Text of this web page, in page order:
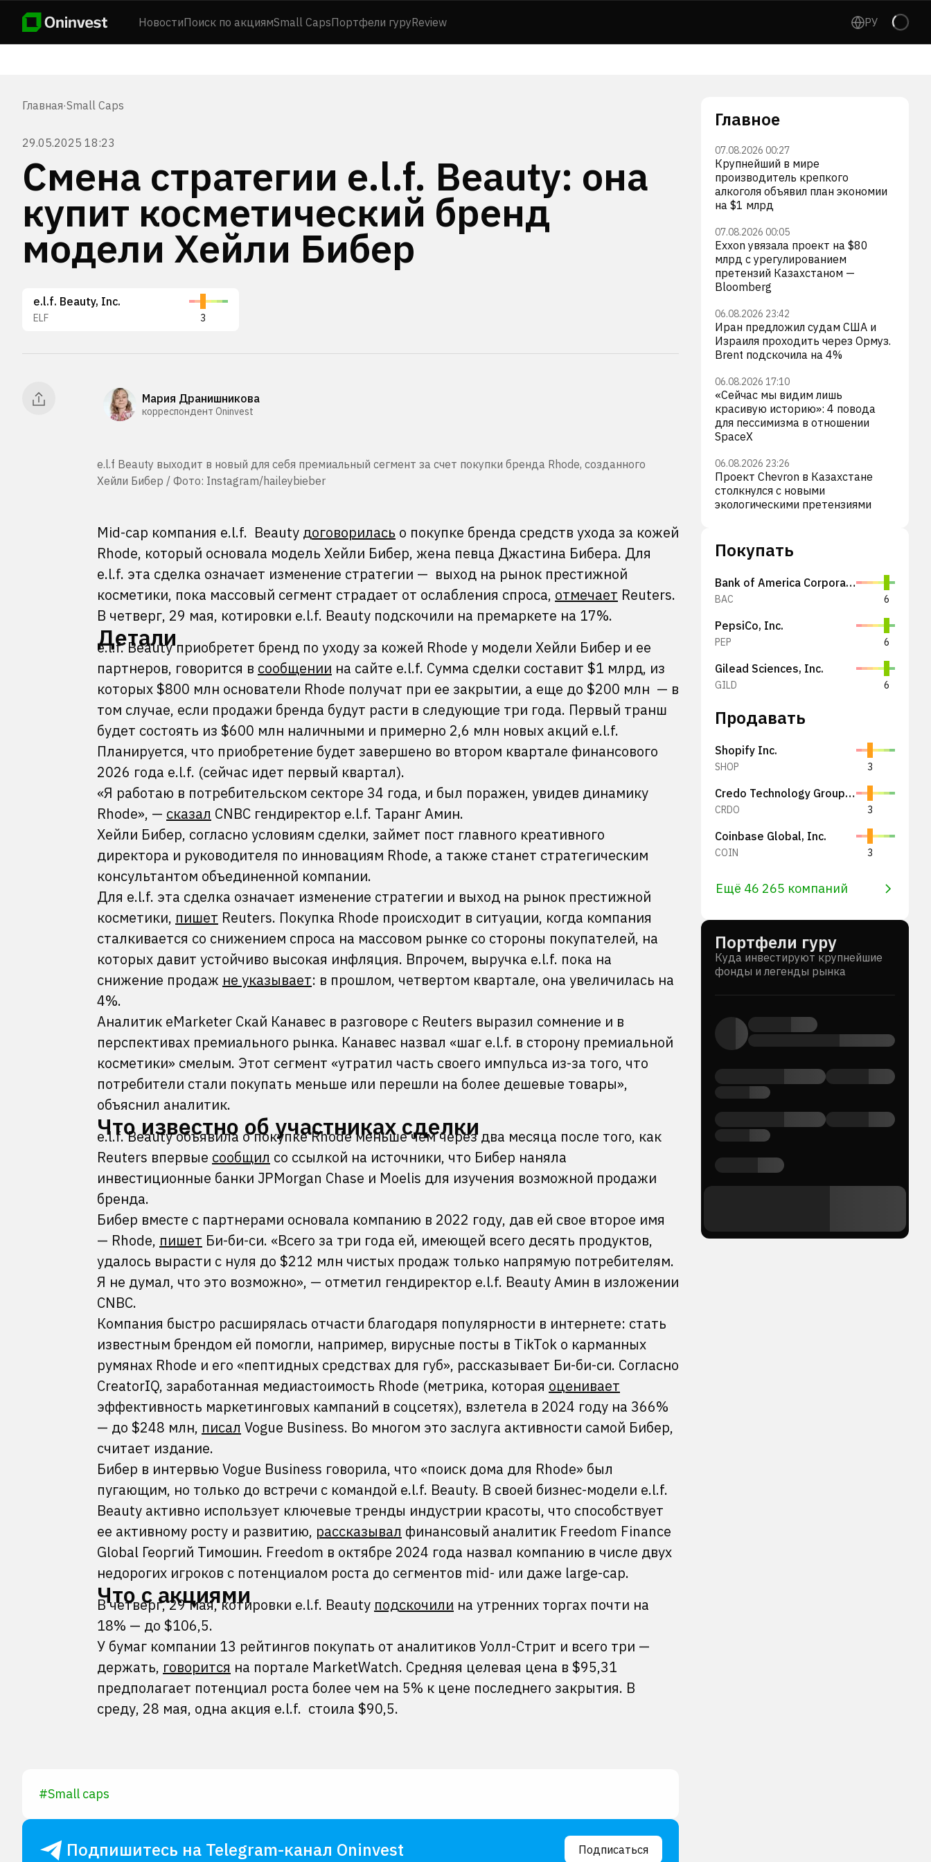
НовостиПоиск по акциямSmall CapsПортфели гуруReview РУ
Главная·Small Caps
29.05.2025 18:23
Смена стратегии e.l.f. Beauty: она
купит косметический бренд
модели Хейли Бибер
e.l.f. Beauty, Inc.
ELF 3
Мария Дранишникова
корреспондент Oninvest
e.l.f Beauty выходит в новый для себя премиальный сегмент за счет покупки бренда Rhode, созданного
Хейли Бибер / Фото: Instagram/haileybieber
Mid-cap компания e.l.f. Beauty договорилась о покупке бренда средств ухода за кожей
Rhode, который основала модель Хейли Бибер, жена певца Джастина Бибера. Для
e.l.f. эта сделка означает изменение стратегии — выход на рынок престижной
косметики, пока массовый сегмент страдает от ослабления спроса, отмечает Reuters.
В четверг, 29 мая, котировки e.l.f. Beauty подскочили на премаркете на 17%.
Детали
e.l.f. Beauty приобретет бренд по уходу за кожей Rhode у модели Хейли Бибер и ее
партнеров, говорится в сообщении на сайте e.l.f. Сумма сделки составит $1 млрд, из
которых $800 млн основатели Rhode получат при ее закрытии, а еще до $200 млн — в
том случае, если продажи бренда будут расти в следующие три года. Первый транш
будет состоять из $600 млн наличными и примерно 2,6 млн новых акций e.l.f.
Планируется, что приобретение будет завершено во втором квартале финансового
2026 года e.l.f. (сейчас идет первый квартал).
«Я работаю в потребительском секторе 34 года, и был поражен, увидев динамику
Rhode», — сказал CNBC гендиректор e.l.f. Таранг Амин.
Хейли Бибер, согласно условиям сделки, займет пост главного креативного
директора и руководителя по инновациям Rhode, а также станет стратегическим
консультантом объединенной компании.
Для e.l.f. эта сделка означает изменение стратегии и выход на рынок престижной
косметики, пишет Reuters. Покупка Rhode происходит в ситуации, когда компания
сталкивается со снижением спроса на массовом рынке со стороны покупателей, на
которых давит устойчиво высокая инфляция. Впрочем, выручка e.l.f. пока на
снижение продаж не указывает: в прошлом, четвертом квартале, она увеличилась на
4%.
Аналитик eMarketer Скай Канавес в разговоре с Reuters выразил сомнение и в
перспективах премиального рынка. Канавес назвал «шаг e.l.f. в сторону премиальной
косметики» смелым. Этот сегмент «утратил часть своего импульса из-за того, что
потребители стали покупать меньше или перешли на более дешевые товары»,
объяснил аналитик.
Что известно об участниках сделки
e.l.f. Beauty объявила о покупке Rhode меньше чем через два месяца после того, как
Reuters впервые сообщил со ссылкой на источники, что Бибер наняла
инвестиционные банки JPMorgan Chase и Moelis для изучения возможной продажи
бренда.
Бибер вместе с партнерами основала компанию в 2022 году, дав ей свое второе имя
— Rhode, пишет Би-би-си. «Всего за три года ей, имеющей всего десять продуктов,
удалось вырасти с нуля до $212 млн чистых продаж только напрямую потребителям.
Я не думал, что это возможно», — отметил гендиректор e.l.f. Beauty Амин в изложении
CNBC.
Компания быстро расширялась отчасти благодаря популярности в интернете: стать
известным брендом ей помогли, например, вирусные посты в TikTok о карманных
румянах Rhode и его «пептидных средствах для губ», рассказывает Би-би-си. Согласно
CreatorIQ, заработанная медиастоимость Rhode (метрика, которая оценивает
эффективность маркетинговых кампаний в соцсетях), взлетела в 2024 году на 366%
— до $248 млн, писал Vogue Business. Во многом это заслуга активности самой Бибер,
считает издание.
Бибер в интервью Vogue Business говорила, что «поиск дома для Rhode» был
пугающим, но только до встречи с командой e.l.f. Beauty. В своей бизнес-модели e.l.f.
Beauty активно использует ключевые тренды индустрии красоты, что способствует
ее активному росту и развитию, рассказывал финансовый аналитик Freedom Finance
Global Георгий Тимошин. Freedom в октябре 2024 года назвал компанию в числе двух
недорогих игроков с потенциалом роста до сегментов mid- или даже large-cap.
Что с акциями
В четверг, 29 мая, котировки e.l.f. Beauty подскочили на утренних торгах почти на
18% — до $106,5.
У бумаг компании 13 рейтингов покупать от аналитиков Уолл-Стрит и всего три —
держать, говорится на портале MarketWatch. Средняя целевая цена в $95,31
предполагает потенциал роста более чем на 5% к цене последнего закрытия. В
среду, 28 мая, одна акция e.l.f. стоила $90,5.
#Small caps
Подпишитесь на Telegram-канал Oninvest Подписаться
Главное
07.08.2026 00:27
Крупнейший в мире
производитель крепкого
алкоголя объявил план экономии
на $1 млрд
07.08.2026 00:05
Exxon увязала проект на $80
млрд с урегулированием
претензий Казахстаном —
Bloomberg
06.08.2026 23:42
Иран предложил судам США и
Израиля проходить через Ормуз.
Brent подскочила на 4%
06.08.2026 17:10
«Сейчас мы видим лишь
красивую историю»: 4 повода
для пессимизма в отношении
SpaceX
06.08.2026 23:26
Проект Chevron в Казахстане
столкнулся с новыми
экологическими претензиями
Покупать
Bank of America Corporation
BAC 6
PepsiCo, Inc.
PEP 6
Gilead Sciences, Inc.
GILD 6
Продавать
Shopify Inc.
SHOP 3
Credo Technology Group Holding Ltd
CRDO 3
Coinbase Global, Inc.
COIN 3
Ещё 46 265 компаний
Портфели гуру
Куда инвестируют крупнейшие
фонды и легенды рынка